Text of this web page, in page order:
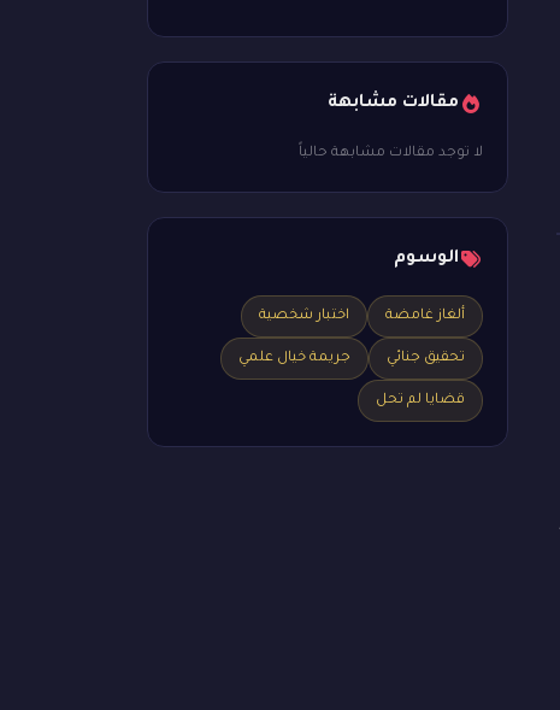
مقالات مشابهة
لا توجد مقالات مشابهة حالياً
الوسوم
ألغاز غامضة اختبار شخصية
تحقيق جنائي جريمة خيال علمي
قضايا لم تحل